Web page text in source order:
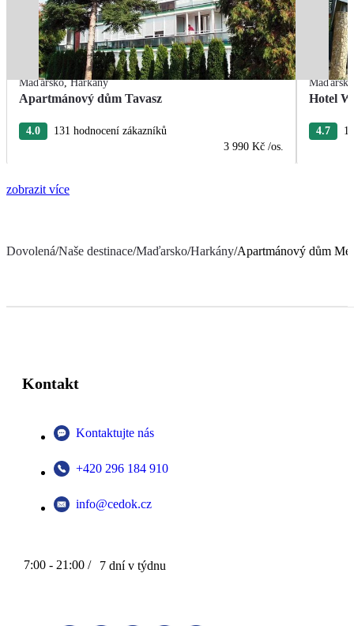
Maďarsko,Harkány
Apartmánový dům Tavasz
4.0
131 hodnocení zákazníků
3 990 Kč /os.
Maďarsko
Hotel
4.7
zobrazit více
Dovolená/Naše destinace/Maďarsko/Harkány/Apartmánový dům
Kontakt
Kontaktujte nás
+420 296 184 910
info@cedok.cz
7:00 - 21:00 / 7 dní v týdnu